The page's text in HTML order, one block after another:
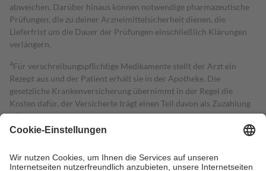
abweichen. Darüber hinaus können notwendige pharmazeutische
Prüfungen, die zu deiner Arzneimittelsicherheit dienen, die
Lieferfrist um die Dauer der Prüfungen einschließlich Klärungen
verlängern.
4Für verschreibungspflichtige Medikamente stellt der Arzt ein
Rezept aus und der Patient erhält sie in der Apotheke. Die
gesetzliche Krankenversicherung übernimmt in der Regel die
Kosten dafür, der Versicherte trägt einen Teil davon als Zuzahlung
mit.
Grundsätzlich leisten Mitglieder Zuzahlungen in Höhe von zehn
höchstens zehn Euro.
Es sind jedoch nie mehr als die tatsächlichen
Kosten der Leistung zu entrichten.